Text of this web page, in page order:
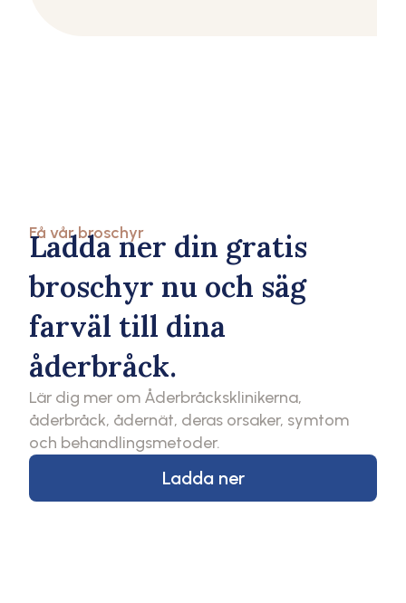
Få vår broschyr
Ladda ner din gratis
broschyr nu och säg
farväl till dina
åderbråck.
Lär dig mer om Åderbråcksklinikerna,
åderbråck, ådernät, deras orsaker, symtom
och behandlingsmetoder.
Ladda ner